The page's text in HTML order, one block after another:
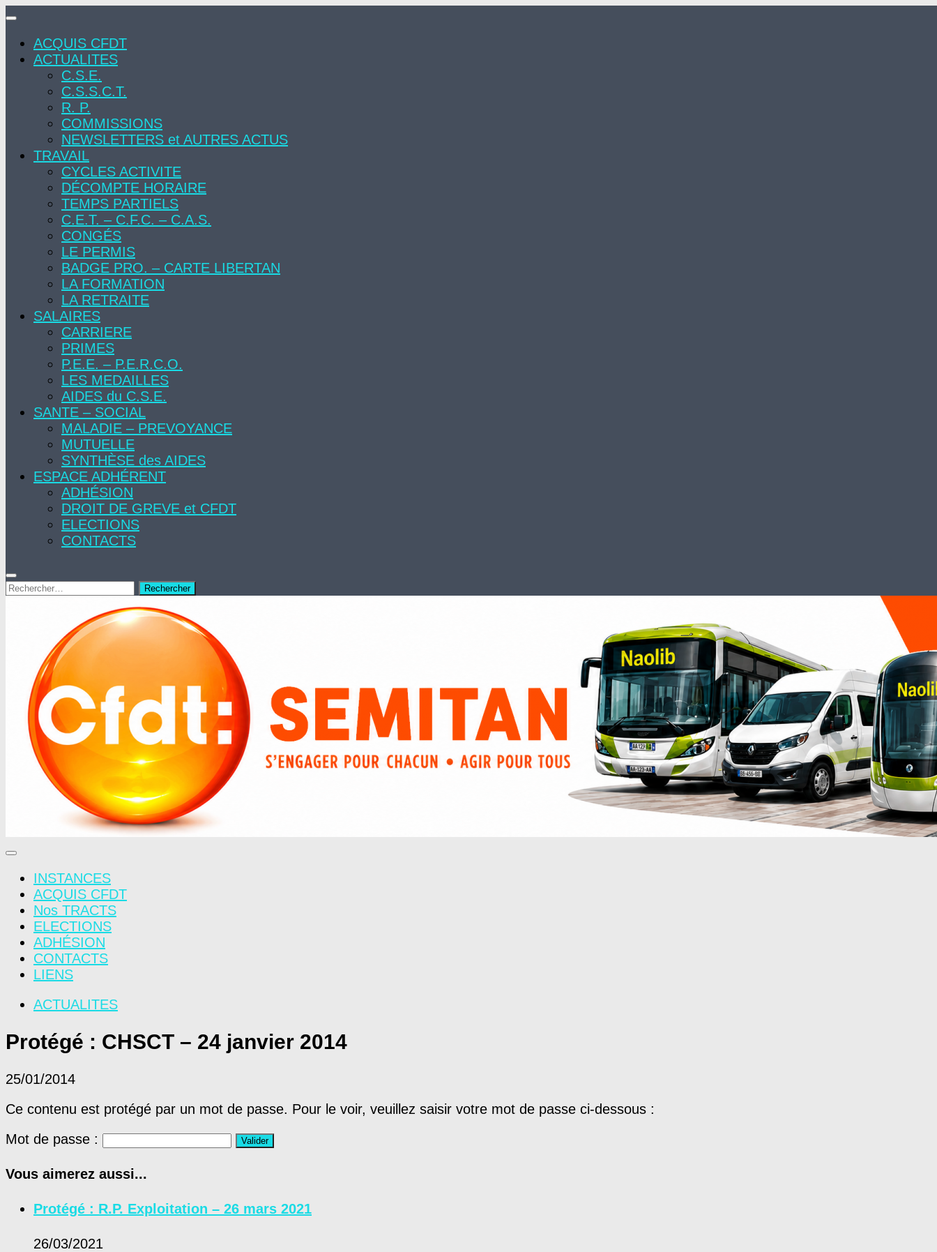
Skip
contentACQUIS CFDT
ACTUALITES
C.S.E.
C.S.S.C.T.
R. P.
COMMISSIONS
NEWSLETTERS et AUTRES ACTUS
TRAVAIL
CYCLES ACTIVITE
DÉCOMPTE HORAIRE
TEMPS PARTIELS
C.E.T. – C.F.C. – C.A.S.
CONGÉS
LE PERMIS
BADGE PRO. – CARTE LIBERTAN
LA FORMATION
LA RETRAITE
SALAIRES
CARRIERE
PRIMES
P.E.E. – P.E.R.C.O.
LES MEDAILLES
AIDES du C.S.E.
SANTE – SOCIAL
MALADIE – PREVOYANCE
MUTUELLE
SYNTHÈSE des AIDES
ESPACE ADHÉRENT
ADHÉSION
DROIT DE GREVE et CFDT
ELECTIONS
CONTACTS
Rechercher :
INSTANCES
ACQUIS CFDT
Nos TRACTS
ELECTIONS
ADHÉSION
CONTACTS
LIENS
ACTUALITES
Protégé : CHSCT – 24 janvier 2014
25/01/2014
Ce contenu est protégé par un mot de passe. Pour le voir, veuillez saisir votre mot de passe ci-dessous :
Mot de passe :
Vous aimerez aussi...
Protégé : R.P. Exploitation – 26 mars 2021
26/03/2021